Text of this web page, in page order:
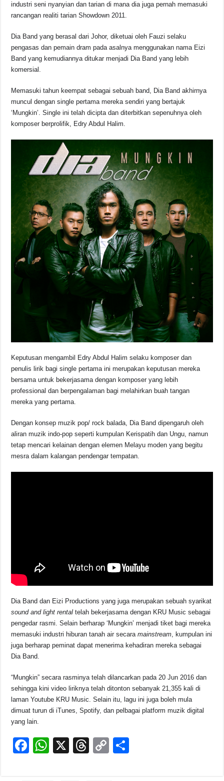
industri seni nyanyian dan tarian di mana dia juga pernah memasuki
rancangan realiti tarian Showdown 2011.
Dia Band yang berasal dari Johor, diketuai oleh Fauzi selaku
pengasas dan pemain dram pada asalnya menggunakan nama Eizi
Band yang kemudiannya ditukar menjadi Dia Band yang lebih
komersial.
Memasuki tahun keempat sebagai sebuah band, Dia Band akhirnya
muncul dengan single pertama mereka sendiri yang bertajuk
‘Mungkin’. Single ini telah dicipta dan diterbitkan sepenuhnya oleh
komposer berprolifik, Edry Abdul Halim.
Keputusan mengambil Edry Abdul Halim selaku komposer dan
penulis lirik bagi single pertama ini merupakan keputusan mereka
bersama untuk bekerjasama dengan komposer yang lebih
professional dan berpengalaman bagi melahirkan buah tangan
mereka yang pertama.
Dengan konsep muzik pop/ rock balada, Dia Band dipengaruh oleh
aliran muzik indo-pop seperti kumpulan Kerispatih dan Ungu, namun
tetap mencari kelainan dengan elemen Melayu moden yang begitu
mesra dalam kalangan pendengar tempatan.
Dia Band dan Eizi Productions yang juga merupakan sebuah syarikat
sound and light rental telah bekerjasama dengan KRU Music sebagai
pengedar rasmi. Selain berharap ‘Mungkin’ menjadi tiket bagi mereka
memasuki industri hiburan tanah air secaramainstream , kumpulan ini
juga berharap peminat dapat menerima kehadiran mereka sebagai
Dia Band.
“Mungkin” secara rasminya telah dilancarkan pada 20 Jun 2016 dan
sehingga kini video liriknya telah ditonton sebanyak 21,355 kali di
laman Youtube KRU Music. Selain itu, lagu ini juga boleh mula
dimuat turun di iTunes, Spotify, dan pelbagai platform muzik digital
yang lain.
F
W
X
T
C